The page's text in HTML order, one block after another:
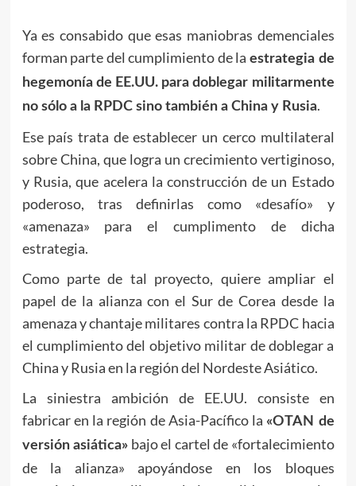
Ya es consabido que esas maniobras demenciales
forman parte del cumplimiento de la estrategia de
hegemonía de EE.UU. para doblegar militarmente
no sólo a la RPDC sino también a China y Rusia.
Ese país trata de establecer un cerco multilateral
sobre China, que logra un crecimiento vertiginoso,
y Rusia, que acelera la construcción de un Estado
poderoso, tras definirlas como «desafío» y
«amenaza» para el cumplimento de dicha
estrategia.
Como parte de tal proyecto, quiere ampliar el
papel de la alianza con el Sur de Corea desde la
amenaza y chantaje militares contra la RPDC hacia
el cumplimiento del objetivo militar de doblegar a
China y Rusia en la región del Nordeste Asiático.
La siniestra ambición de EE.UU. consiste en
fabricar en la región de Asia-Pacífico la «OTAN de
versión asiática» bajo el cartel de «fortalecimiento
de la alianza» apoyándose en los bloques